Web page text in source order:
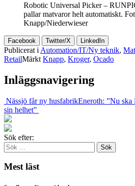
Robotic Universal Picker –
pallar matvaror helt automatiskt.
Knapp/Niederwieser
Facebook Twitter/X LinkedIn
Publicerat i Automation/IT/Ny teknik,
RetailMärkt Knapp, Kroger, Ocado
Inläggsnavigering
Nässjö får ny husfabrikEneroth: ”Nu ska
sin helhet”
Sök efter:
Mest läst